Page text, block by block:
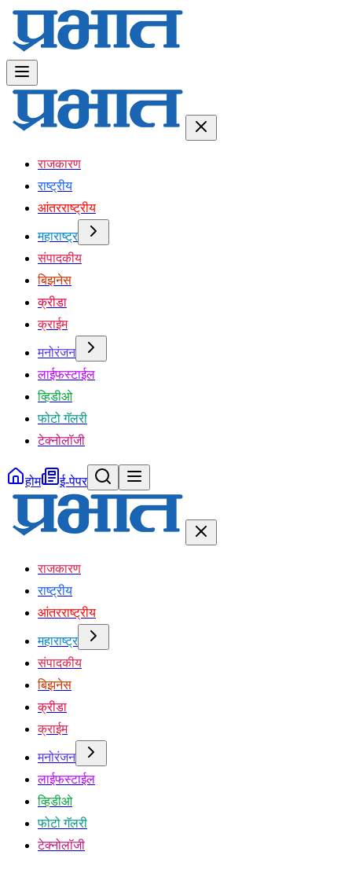
राजकारण
राष्ट्रीय
आंतरराष्ट्रीय
महाराष्ट्र
संपादकीय
बिझनेस
क्रीडा
क्राईम
मनोरंजन
लाईफस्टाईल
व्हिडीओ
फोटो गॅलरी
टेक्नोलॉजी
होम ई-पेपर
राजकारण
राष्ट्रीय
आंतरराष्ट्रीय
महाराष्ट्र
संपादकीय
बिझनेस
क्रीडा
क्राईम
मनोरंजन
लाईफस्टाईल
व्हिडीओ
फोटो गॅलरी
टेक्नोलॉजी